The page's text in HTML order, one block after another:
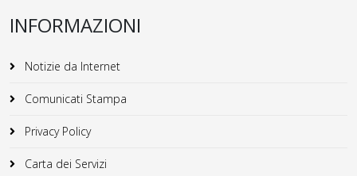
INFORMAZIONI
Notizie da Internet
Comunicati Stampa
Privacy Policy
Carta dei Servizi